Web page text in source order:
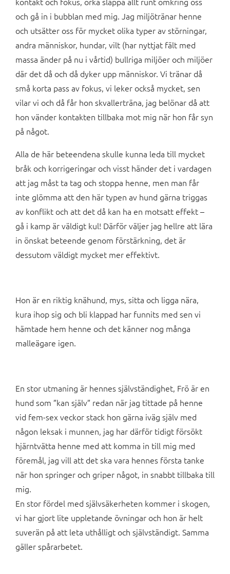
och gå in i bubblan med mig. Jag miljötränar henne
och utsätter oss för mycket olika typer av störningar,
andra människor, hundar, vilt (har nyttjat fält med
massa änder på nu i vårtid) bullriga miljöer och miljöer
där det då och då dyker upp människor. Vi tränar då
små korta pass av fokus, vi leker också mycket, sen
vilar vi och då får hon skvallerträna, jag belönar då att
hon vänder kontakten tillbaka mot mig när hon får syn
på något.
Alla de här beteendena skulle kunna leda till mycket
bråk och korrigeringar och visst händer det i vardagen
att jag måst ta tag och stoppa henne, men man får
inte glömma att den här typen av hund gärna triggas
av konflikt och att det då kan ha en motsatt effekt –
gå i kamp är väldigt kul! Därför väljer jag hellre att lära
in önskat beteende genom förstärkning, det är
dessutom väldigt mycket mer effektivt.
Hon är en riktig knähund, mys, sitta och ligga nära,
kura ihop sig och bli klappad har funnits med sen vi
hämtade hem henne och det känner nog många
malleägare igen.
En stor utmaning är hennes självständighet, Frö är en
hund som ”kan själv” redan när jag tittade på henne
vid fem-sex veckor stack hon gärna iväg själv med
någon leksak i munnen, jag har därför tidigt försökt
hjärntvätta henne med att komma in till mig med
föremål, jag vill att det ska vara hennes första tanke
när hon springer och griper något, in snabbt tillbaka till
mig.
En stor fördel med självsäkerheten kommer i skogen,
vi har gjort lite uppletande övningar och hon är helt
suverän på att leta uthålligt och självständigt. Samma
gäller spårarbetet.